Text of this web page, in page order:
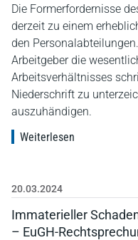
Die Formerfordernisse
derzeit zu einem
den
Arbeitgeber die
Arbeitsverhältnisses
Niederschrift zu
auszuhändigen.
Weiterlesen
20.03.2024
Immaterieller
– EuGH-